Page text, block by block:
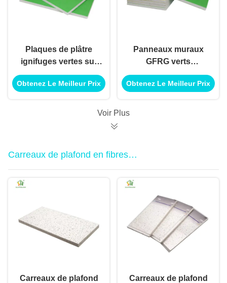
Plaques de plâtre
ignifuges vertes sur
mesure avec
renforcement en fibre
Obtenez Le Meilleur Prix
Panneaux muraux
GFRG verts
modernes résistant
aux chocs 1220x2440
Obtenez Le Meilleur Prix
Voir Plus
Carreaux de plafond en fibres
minérales
Carreaux de plafond
Carreaux de plafond